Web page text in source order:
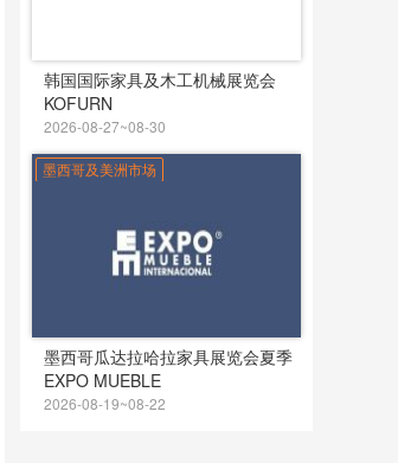
韩国国际家具及木工机械展览会
KOFURN
2026-08-27~08-30
墨西哥及美洲市场
墨西哥瓜达拉哈拉家具展览会夏季
EXPO MUEBLE
2026-08-19~08-22